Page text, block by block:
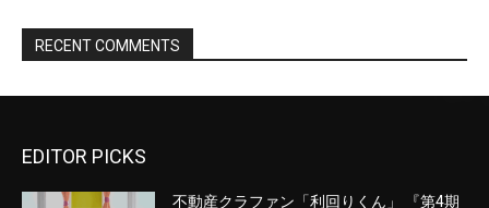
EDITOR PICKS
不動産クラファン「利回りくん」 『第4期